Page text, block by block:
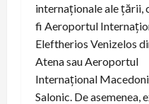
internaționale ale țării,
fi Aeroportul
Eleftherios Venizelos
Atena sau Aeroportul
Internațional
Salonic. De asemenea,